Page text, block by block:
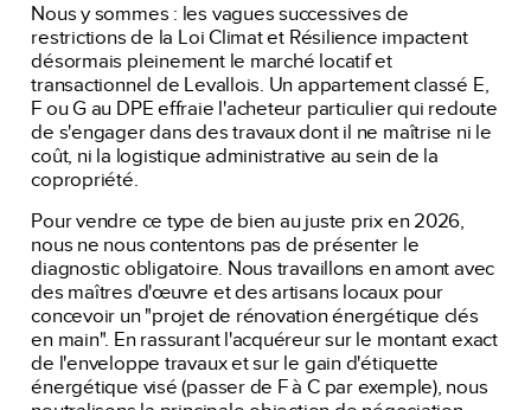
Nous y sommes : les vagues successives de
restrictions de la Loi Climat et Résilience impactent
désormais pleinement le marché locatif et
transactionnel de Levallois. Un appartement classé E,
F ou G au DPE effraie l'acheteur particulier qui redoute
de s'engager dans des travaux dont il ne maîtrise ni le
coût, ni la logistique administrative au sein de la
copropriété.
Pour vendre ce type de bien au juste prix en 2026,
nous ne nous contentons pas de présenter le
diagnostic obligatoire. Nous travaillons en amont avec
des maîtres d'œuvre et des artisans locaux pour
concevoir un "projet de rénovation énergétique clés
en main". En rassurant l'acquéreur sur le montant exact
de l'enveloppe travaux et sur le gain d'étiquette
énergétique visé (passer de F à C par exemple), nous